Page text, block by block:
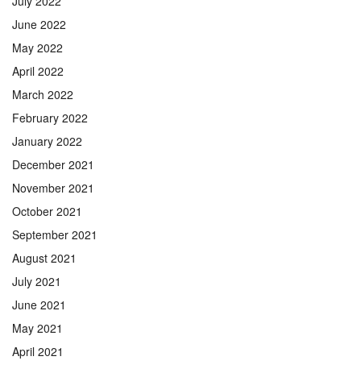
June 2022
May 2022
April 2022
March 2022
February 2022
January 2022
December 2021
November 2021
October 2021
September 2021
August 2021
July 2021
June 2021
May 2021
April 2021